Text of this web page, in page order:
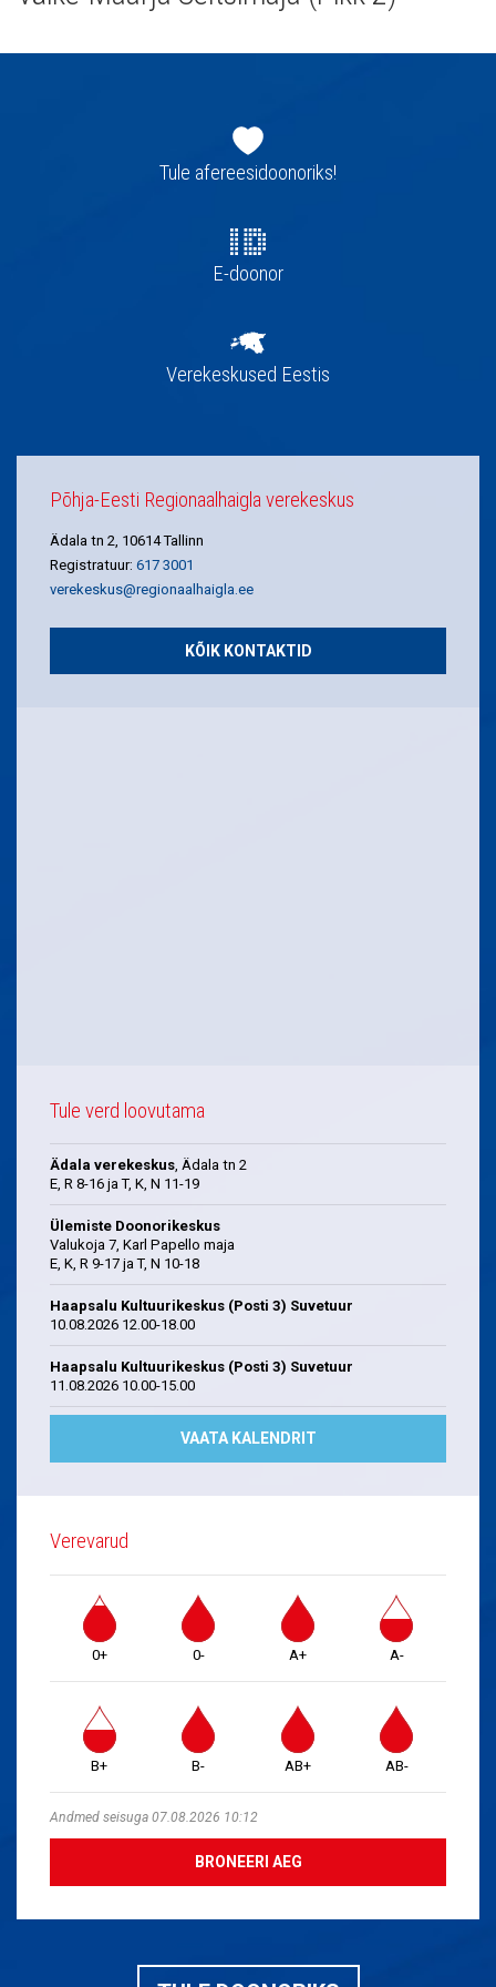
navigatsioonTule afereesidoonoriks!
E-doonor
Verekeskused Eestis
Põhja-Eesti Regionaalhaigla verekeskus
Ädala tn 2, 10614 Tallinn
Registratuur: 617 3001
verekeskus@regionaalhaigla.ee
KÕIK KONTAKTID
Tule verd loovutama
Ädala verekeskus, Ädala tn 2
E, R 8-16 ja T, K, N 11-19
Ülemiste Doonorikeskus
Valukoja 7, Karl Papello maja
E, K, R 9-17 ja T, N 10-18
Haapsalu Kultuurikeskus (Posti 3) Suvetuur
10.08.2026 12.00-18.00
Haapsalu Kultuurikeskus (Posti 3) Suvetuur
11.08.2026 10.00-15.00
VAATA KALENDRIT
Verevarud
0+ 0- A+ A-
B+ B- AB+ AB-
Andmed seisuga 07.08.2026 10:12
BRONEERI AEG